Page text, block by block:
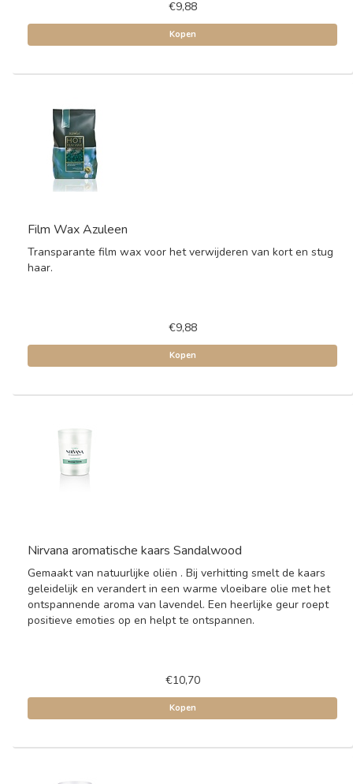
€9,88
Kopen
Film Wax Azuleen
Transparante film wax voor het verwijderen van kort en stug
haar.
€9,88
Kopen
Nirvana aromatische kaars Sandalwood
Gemaakt van natuurlijke oliën . Bij verhitting smelt de kaars
geleidelijk en verandert in een warme vloeibare olie met het
ontspannende aroma van lavendel. Een heerlijke geur roept
positieve emoties op en helpt te ontspannen.
€10,70
Kopen